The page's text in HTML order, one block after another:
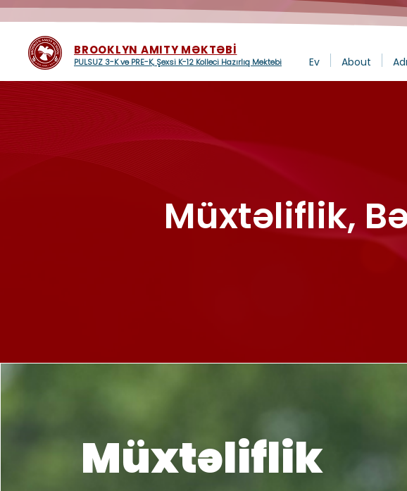
BROOKLYN AMITY MƏKTƏBİ
PULSUZ 3-K və PRE-K, Şəxsi K-12 Kolleci Hazırlıq Məktəbi Ev About
Müxtəliflik,
Müxtəliflik